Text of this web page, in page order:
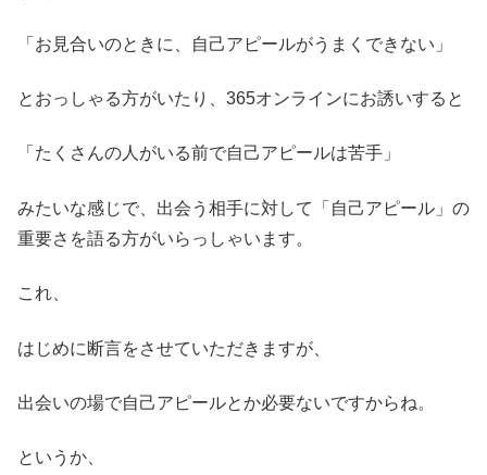
「お見合いのときに、自己アピールがうまくできない」
とおっしゃる方がいたり、365オンラインにお誘いすると
「たくさんの人がいる前で自己アピールは苦手」
みたいな感じで、出会う相手に対して「自己アピール」の
重要さを語る方がいらっしゃいます。
これ、
はじめに断言をさせていただきますが、
出会いの場で自己アピールとか必要ないですからね。
というか、